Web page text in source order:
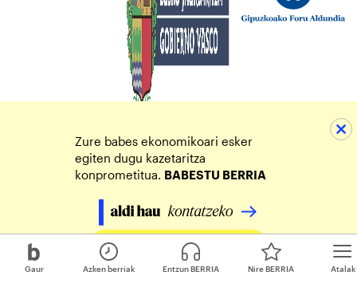
Gaur Atalak
Azken berriak Entzun BERRIA Nire BERRIA
Zure babes ekonomikoari esker
egiten dugu kazetaritza
konprometitua. BABESTU BERRIA
Egin zure ekarpena